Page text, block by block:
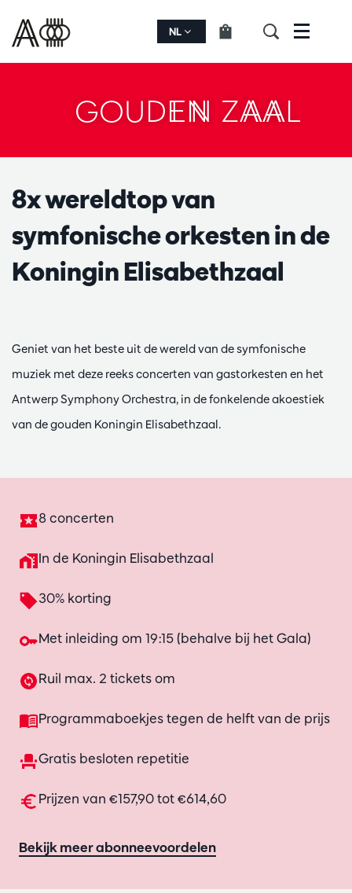
NL Menu
GOUDEN ZAAL
8x wereldtop van
symfonische orkesten in de
Koningin Elisabethzaal
Geniet van het beste uit de wereld van de symfonische
muziek met deze reeks concerten van gastorkesten en het
Antwerp Symphony Orchestra, in de fonkelende akoestiek
van de gouden Koningin Elisabethzaal.
8 concerten
In de Koningin Elisabethzaal
30% korting
Met inleiding om 19:15 (behalve bij het Gala)
Ruil max. 2 tickets om
Programmaboekjes tegen de helft van de prijs
Gratis besloten repetitie
Prijzen van €157,90 tot €614,60
Bekijk meer abonneevoordelen